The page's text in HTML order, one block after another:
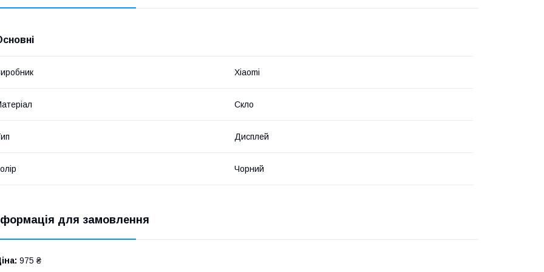
Xiaomi
Скло
Дисплей
Чорний
для замовлення
975 ₴